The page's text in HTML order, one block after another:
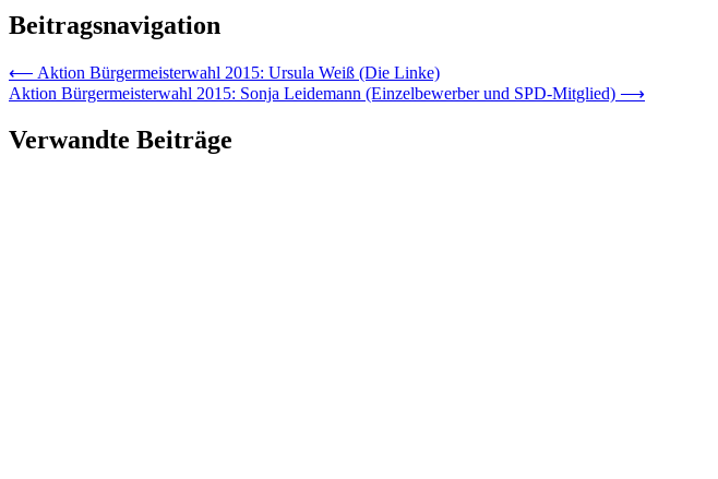
Beitragsnavigation
⟵ Aktion Bürgermeisterwahl 2015: Ursula Weiß (Die Linke)
Aktion Bürgermeisterwahl 2015: Sonja Leidemann (Einzelbewerber und SPD-Mitglied) ⟶
Verwandte Beiträge